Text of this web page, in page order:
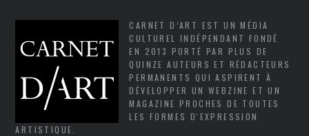
CARNET D’ART EST UN MÉDIA
CULTUREL INDÉPENDANT FONDÉ
EN 2013 PORTÉ PAR PLUS DE
QUINZE AUTEURS ET RÉDACTEURS
PERMANENTS QUI ASPIRENT À
DÉVELOPPER UN WEBZINE ET UN
MAGAZINE PROCHES DE TOUTES
LES FORMES D'EXPRESSION
ARTISTIQUE.